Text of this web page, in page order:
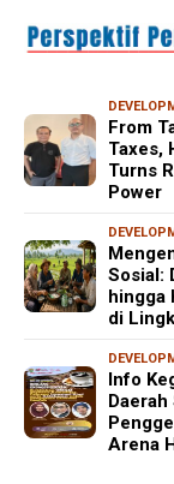
From
Taxes,
Turns
Power
Sosial:
hingga
di
Info
Arena